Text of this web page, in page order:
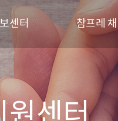
센터
레 소식
레 견학
갤러리
시피
참프레
채용 프로세
채용공고